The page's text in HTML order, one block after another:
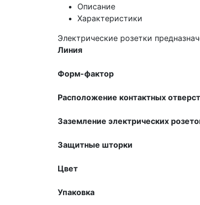
Описание
Характеристики
Электрические розетки
Линия
Форм-фактор
Расположение контактных
Заземление электрических
Защитные шторки
Цвет
Упаковка